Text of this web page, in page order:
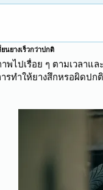
นยางเร็วกว่าปกติ
พไปเรื่อย ๆ ตามเวลา
ารทำให้ยางสึกหรอผิด